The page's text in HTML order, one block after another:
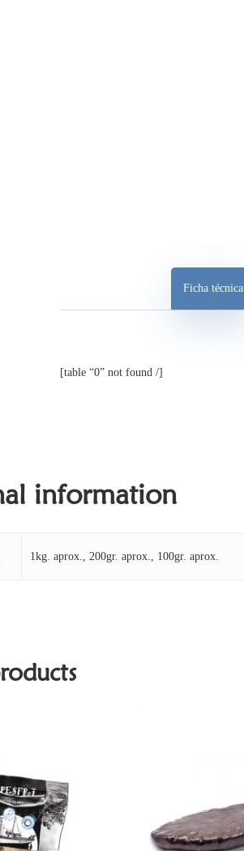
Ficha técnica
[table “0” not found /]
information
1kg. aprox., 200gr. aprox., 100gr. aprox.